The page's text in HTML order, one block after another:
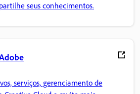
seus conhecimentos.
serviços, gerenciamento de